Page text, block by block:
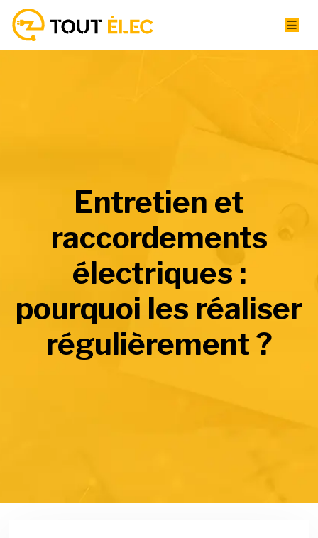
Entretien et
raccordements
électriques :
pourquoi les réaliser
régulièrement ?